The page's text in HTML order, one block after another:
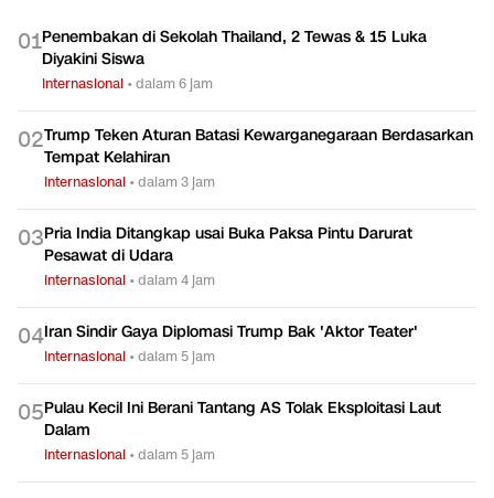
01Penembakan di Sekolah Thailand, 2 Tewas & 15 Luka
Diyakini Siswa
Internasional •dalam 6 jam
02Trump Teken Aturan Batasi Kewarganegaraan Berdasarkan
Tempat Kelahiran
Internasional •dalam 3 jam
03Pria India Ditangkap usai Buka Paksa Pintu Darurat
Pesawat di Udara
Internasional •dalam 4 jam
04Iran Sindir Gaya Diplomasi Trump Bak 'Aktor Teater'
Internasional •dalam 5 jam
05Pulau Kecil Ini Berani Tantang AS Tolak Eksploitasi Laut
Dalam
Internasional •dalam 5 jam